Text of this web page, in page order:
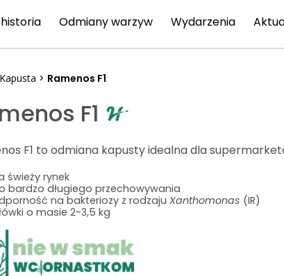
Odmiany warzyw Wydarzenia
Kapusta > Ramenos F1
F1
F1 to odmiana kapusty idealna dla
świeży rynek
bardzo długiego przechowywania
na bakteriozy z rodzaju Xanthomonas (IR)
o masie 2-3,5 kg